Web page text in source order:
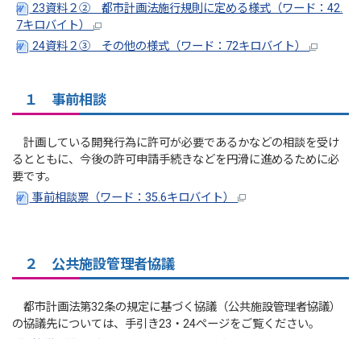
23資料２② 都市計画法施行規則に定める様式（ワード：42.
7キロバイト）
24資料２③ その他の様式（ワード：72キロバイト）
１ 事前相談
計画している開発行為に許可が必要であるかなどの相談を受け
るとともに、今後の許可申請手続きなどを円滑に進めるために必
要です。
事前相談票（ワード：35.6キロバイト）
２ 公共施設管理者協議
都市計画法第32条の規定に基づく協議（公共施設管理者協議）
の協議先については、手引き23・24ページをご覧ください。